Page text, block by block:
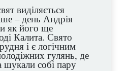
виділяється
– день Андрія
як його ще
Калита. Свято
і є логічним
гулянь, де
шукали собі пару